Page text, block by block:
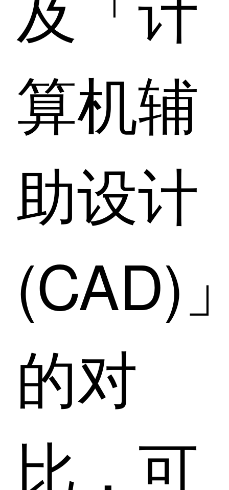
算机辅
助设计
(CAD)
的对
比，可